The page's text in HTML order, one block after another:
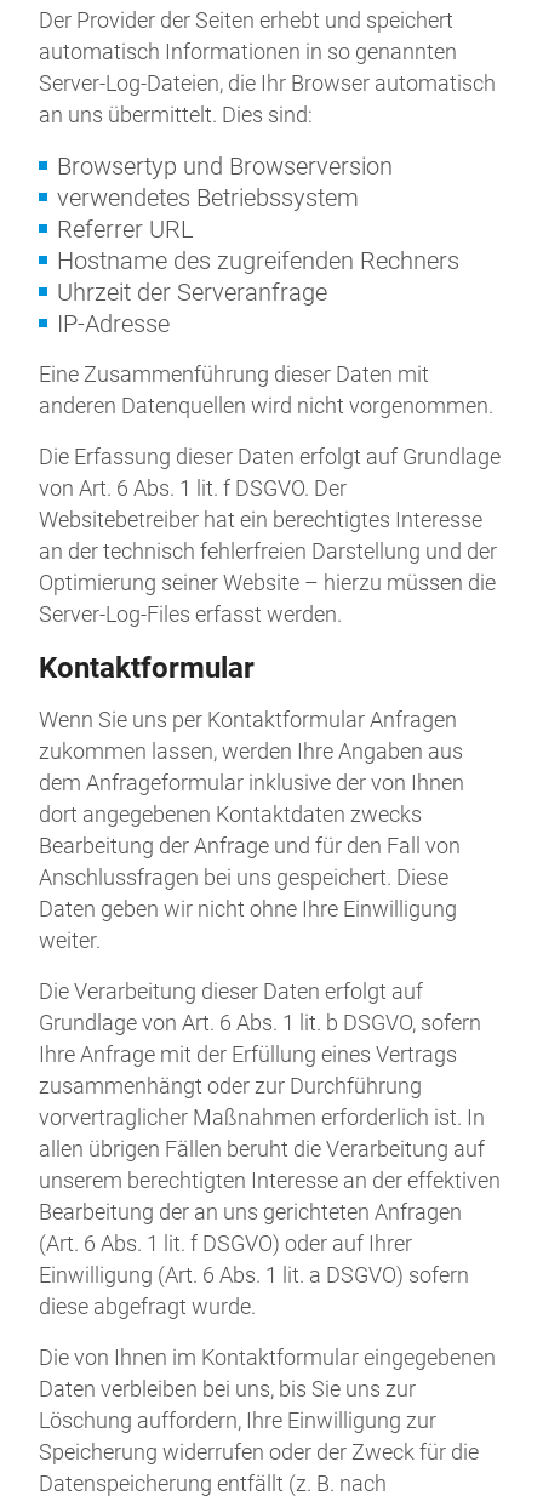
Der Provider der Seiten erhebt und speichert
automatisch Informationen in so genannten
Server-Log-Dateien, die Ihr Browser automatisch
an uns übermittelt. Dies sind:
Browsertyp und Browserversion
verwendetes Betriebssystem
Referrer URL
Hostname des zugreifenden Rechners
Uhrzeit der Serveranfrage
IP-Adresse
Eine Zusammenführung dieser Daten mit
anderen Datenquellen wird nicht vorgenommen.
Die Erfassung dieser Daten erfolgt auf Grundlage
von Art. 6 Abs. 1 lit. f DSGVO. Der
Websitebetreiber hat ein berechtigtes Interesse
an der technisch fehlerfreien Darstellung und der
Optimierung seiner Website – hierzu müssen die
Server-Log-Files erfasst werden.
Kontaktformular
Wenn Sie uns per Kontaktformular Anfragen
zukommen lassen, werden Ihre Angaben aus
dem Anfrageformular inklusive der von Ihnen
dort angegebenen Kontaktdaten zwecks
Bearbeitung der Anfrage und für den Fall von
Anschlussfragen bei uns gespeichert. Diese
Daten geben wir nicht ohne Ihre Einwilligung
weiter.
Die Verarbeitung dieser Daten erfolgt auf
Grundlage von Art. 6 Abs. 1 lit. b DSGVO, sofern
Ihre Anfrage mit der Erfüllung eines Vertrags
zusammenhängt oder zur Durchführung
vorvertraglicher Maßnahmen erforderlich ist. In
allen übrigen Fällen beruht die Verarbeitung auf
unserem berechtigten Interesse an der effektiven
Bearbeitung der an uns gerichteten Anfragen
(Art. 6 Abs. 1 lit. f DSGVO) oder auf Ihrer
Einwilligung (Art. 6 Abs. 1 lit. a DSGVO) sofern
diese abgefragt wurde.
Die von Ihnen im Kontaktformular eingegebenen
Daten verbleiben bei uns, bis Sie uns zur
Löschung auffordern, Ihre Einwilligung zur
Speicherung widerrufen oder der Zweck für die
Datenspeicherung entfällt (z. B. nach